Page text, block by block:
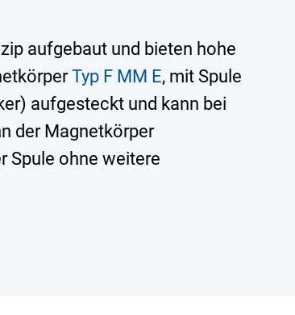
aufgebaut und bieten hohe
Typ F MM E, mit Spule
aufgesteckt und kann bei
der Magnetkörper
Spule ohne weitere